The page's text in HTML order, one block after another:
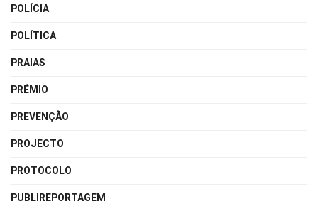
POLÍCIA
POLÍTICA
PRAIAS
PRÉMIO
PREVENÇÃO
PROJECTO
PROTOCOLO
PUBLIREPORTAGEM